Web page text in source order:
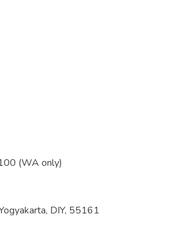
(WA only)
DIY, 55161